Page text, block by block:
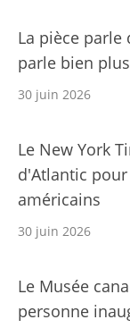
La pièce
parle bien
30 juin 2026
Le New York
d'Atlantic
américains
30 juin 2026
Le Musée
personne